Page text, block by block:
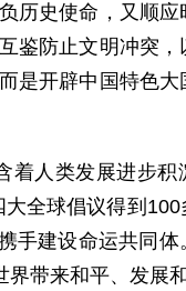
历史使命，又顺应
鉴防止文明冲突，
是开辟中国特色大
着人类发展进步积
全球倡议得到100
手建设命运共同体
带来和平、发展和